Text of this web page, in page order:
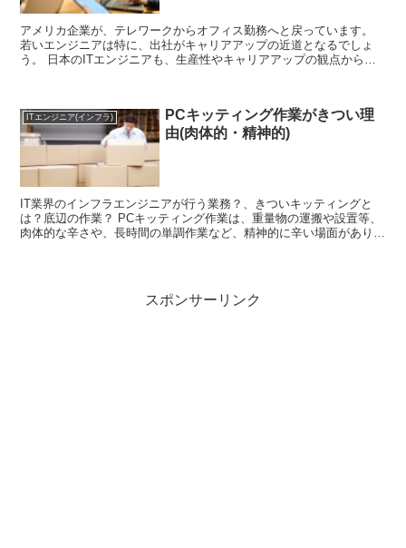
アメリカ企業が、テレワークからオフィス勤務へと戻っています。
若いエンジニアは特に、出社がキャリアアップの近道となるでしょ
う。 日本のITエンジニアも、生産性やキャリアアップの観点から、
ITエンジニア(インフラ)
PCキッティング作業がきつい理
由(肉体的・精神的)
IT業界のインフラエンジニアが行う業務？、きついキッティングと
は？底辺の作業？ PCキッティング作業は、重量物の運搬や設置等、
肉体的な辛さや、長時間の単調作業など、精神的に辛い場面がありま
スポンサーリンク